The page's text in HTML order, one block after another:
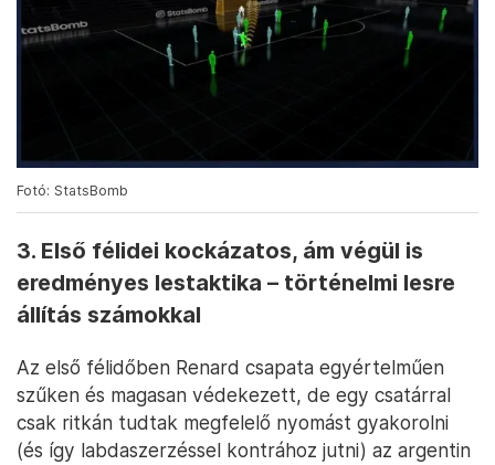
Fotó: StatsBomb
3. Első félidei kockázatos, ám végül is
eredményes lestaktika – történelmi lesre
állítás számokkal
Az első félidőben Renard csapata egyértelműen
szűken és magasan védekezett, de egy csatárral
csak ritkán tudtak megfelelő nyomást gyakorolni
(és így labdaszerzéssel kontrához jutni) az argentin